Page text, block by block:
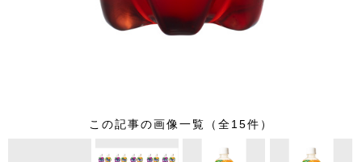
この記事の画像一覧（全15件）